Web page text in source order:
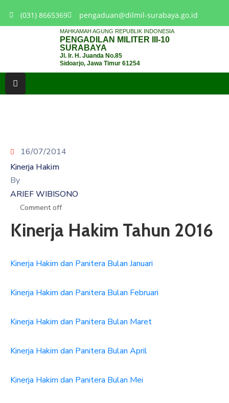
(031) 8665369 pengaduan@dilmil-surabaya.go.id
MAHKAMAH AGUNG REPUBLIK INDONESIA
PENGADILAN MILITER III-10
SURABAYA
Jl. Ir. H. Juanda No.85
Sidoarjo, Jawa Timur 61254
PENGADILAN
PUBLIK
KINERJA
GALERI
HUBUNGI
16/07/2014
Kinerja Hakim
By
ARIEF WIBISONO
Comment off
Kinerja Hakim Tahun 2016
Kinerja Hakim dan Panitera Bulan Januari
Kinerja Hakim dan Panitera Bulan Februari
Kinerja Hakim dan Panitera Bulan Maret
Kinerja Hakim dan Panitera Bulan April
Kinerja Hakim dan Panitera Bulan Mei